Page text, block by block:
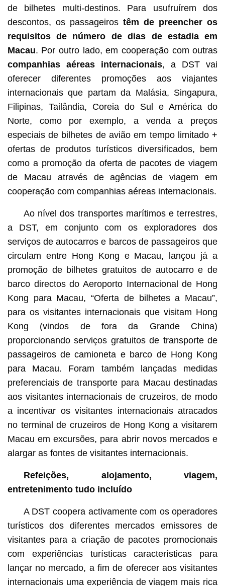
de bilhetes multi-destinos. Para usufruírem dos
descontos, os passageiros têm de preencher os
requisitos de número de dias de estadia em
Macau. Por outro lado, em cooperação com outras
companhias aéreas internacionais, a DST vai
oferecer diferentes promoções aos viajantes
internacionais que partam da Malásia, Singapura,
Filipinas, Tailândia, Coreia do Sul e América do
Norte, como por exemplo, a venda a preços
especiais de bilhetes de avião em tempo limitado +
ofertas de produtos turísticos diversificados, bem
como a promoção da oferta de pacotes de viagem
de Macau através de agências de viagem em
cooperação com companhias aéreas internacionais.
Ao nível dos transportes marítimos e terrestres,
a DST, em conjunto com os exploradores dos
serviços de autocarros e barcos de passageiros que
circulam entre Hong Kong e Macau, lançou já a
promoção de bilhetes gratuitos de autocarro e de
barco directos do Aeroporto Internacional de Hong
Kong para Macau, “Oferta de bilhetes a Macau”,
para os visitantes internacionais que visitam Hong
Kong (vindos de fora da Grande China)
proporcionando serviços gratuitos de transporte de
passageiros de camioneta e barco de Hong Kong
para Macau. Foram também lançadas medidas
preferenciais de transporte para Macau destinadas
aos visitantes internacionais de cruzeiros, de modo
a incentivar os visitantes internacionais atracados
no terminal de cruzeiros de Hong Kong a visitarem
Macau em excursões, para abrir novos mercados e
alargar as fontes de visitantes internacionais.
Refeições, alojamento, viagem,
entretenimento tudo incluído
A DST coopera activamente com os operadores
turísticos dos diferentes mercados emissores de
visitantes para a criação de pacotes promocionais
com experiências turísticas características para
lançar no mercado, a fim de oferecer aos visitantes
internacionais uma experiência de viagem mais rica